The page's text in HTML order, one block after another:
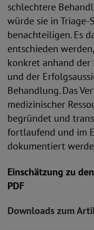
schlechtere
würde sie in
benachteiligen. Es
entschieden
konkret anhand der
und der
Behandlung. Das
medizinischer
begründet und
fortlaufend und im
dokumentiert
Einschätzung zu
PDF
Downloads zum